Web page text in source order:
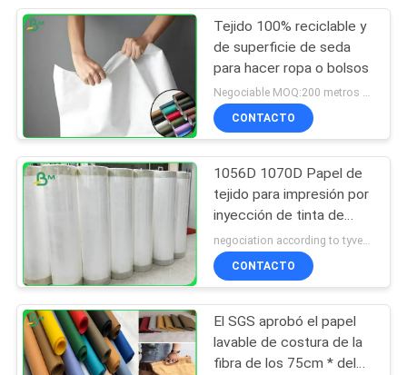
Tejido 100% reciclable y
de superficie de seda
para hacer ropa o bolsos
Negociable MOQ:200 metros cuadrados
CONTACTO
1056D 1070D Papel de
tejido para impresión por
inyección de tinta de
escritorio
CONTACTO
El SGS aprobó el papel
lavable de costura de la
fibra de los 75cm * del